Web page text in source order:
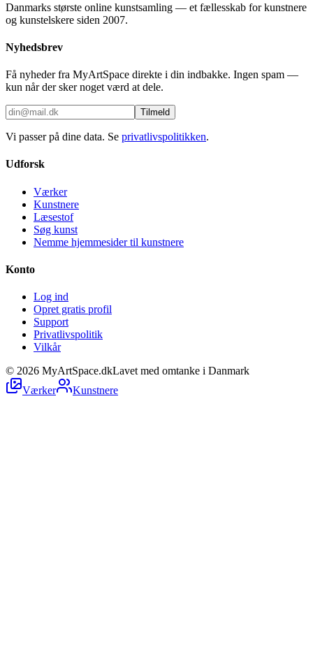
Danmarks største online kunstsamling — et fællesskab for kunstnere
og kunstelskere siden 2007.
Nyhedsbrev
Få nyheder fra MyArtSpace direkte i din indbakke. Ingen spam —
kun når der sker noget værd at dele.
Tilmeld
Vi passer på dine data. Se privatlivspolitikken.
Udforsk
Værker
Kunstnere
Læsestof
Søg kunst
Nemme hjemmesider til kunstnere
Konto
Log ind
Opret gratis profil
Support
Privatlivspolitik
Vilkår
© 2026 MyArtSpace.dkLavet med omtanke i Danmark
Værker
Kunstnere